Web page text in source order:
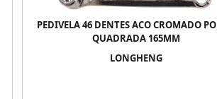
PEDIVELA 46 DENTES ACO CROMADO
QUADRADA 165MM
LONGHENG